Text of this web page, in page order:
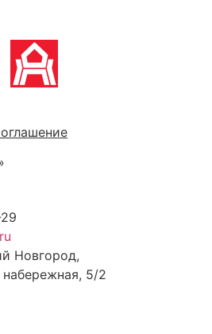
Новгород,
5/2